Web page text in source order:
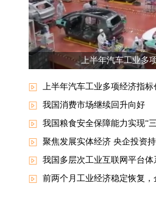
上半年汽车工业多
上半年汽车工业多项经济指标
我国消费市场继续回升向好
我国粮食安全保障能力实现“
聚焦发展实体经济 央企投资
我国多层次工业互联网平台体
前两个月工业经济稳定恢复